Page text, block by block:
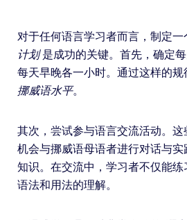
对于任何语言学习者而言，制定一
计划是成功的关键。首先，确定
每天早晚各一小时。通过这样的规
挪威语水平。
其次，尝试参与语言交流活动。
机会与挪威语母语者进行对话与
知识。在交流中，学习者不仅能
语法和用法的理解。